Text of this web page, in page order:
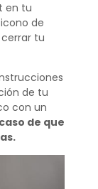
en tu
de
tu
de tu
con un
de que